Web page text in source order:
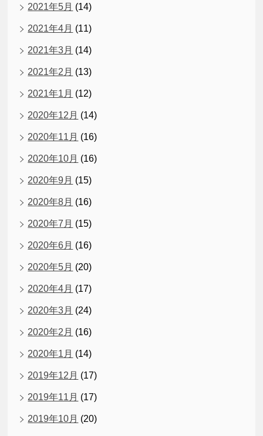
2021年5月 (14)
2021年4月 (11)
2021年3月 (14)
2021年2月 (13)
2021年1月 (12)
2020年12月 (14)
2020年11月 (16)
2020年10月 (16)
2020年9月 (15)
2020年8月 (16)
2020年7月 (15)
2020年6月 (16)
2020年5月 (20)
2020年4月 (17)
2020年3月 (24)
2020年2月 (16)
2020年1月 (14)
2019年12月 (17)
2019年11月 (17)
2019年10月 (20)